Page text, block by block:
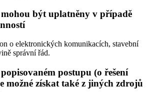
mohou být uplatněny v případě
o elektronických komunikacích, stavební
správní řád.
postupu (o řešení
možné získat také z jiných zdrojů